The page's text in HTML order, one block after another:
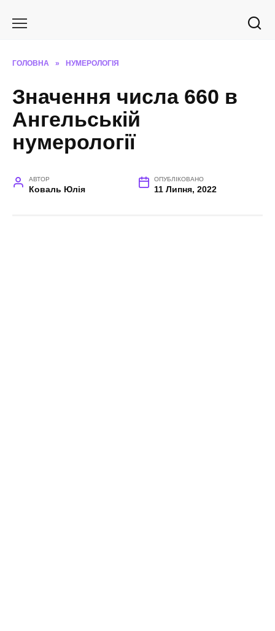
ГОЛОВНА » НУМЕРОЛОГІЯ
Значення числа 660 в
Ангельській
нумерології
АВТОР
Коваль Юлія
ОПУБЛІКОВАНО
11 Липня, 2022